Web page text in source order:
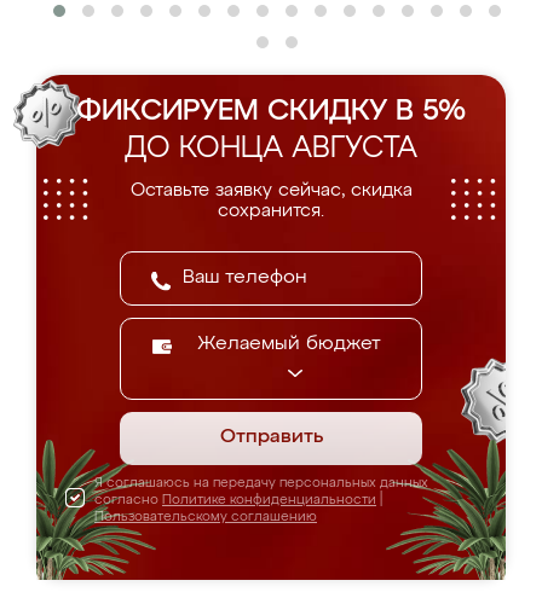
ФИКСИРУЕМ СКИДКУ В 5%
ДО КОНЦА АВГУСТА
Оставьте заявку сейчас, скидка
сохранится.
Желаемый бюджет
Отправить
Я соглашаюсь на передачу персональных данных
согласно Политике конфиденциальности
Пользовательскому соглашению